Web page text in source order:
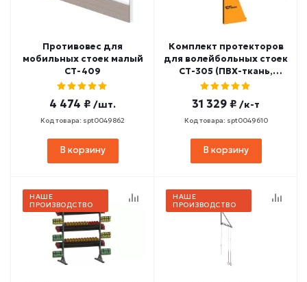
Противовес для
мобильных стоек малый
СТ-409
4 474 ₽ /шт.
Код товара: spt0049862
В корзину
Комплект протекторов
для волейбольных стоек
СТ-305 (ПВХ-ткань,
холлофайбер) СТМ-106
31 329 ₽ /к-т
Код товара: spt0049610
В корзину
НАШЕ
ПРОИЗВОДСТВО
НАШЕ
ПРОИЗВОДСТВО